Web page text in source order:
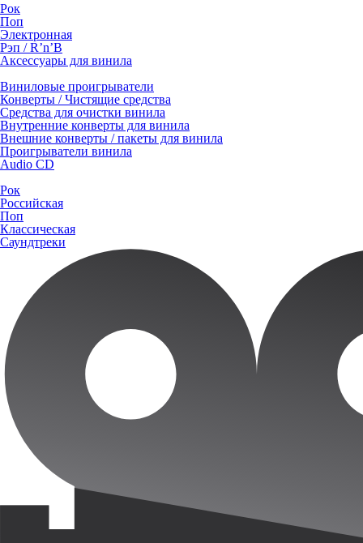
Рок
Поп
Электронная
Рэп / R’n’B
Аксессуары для винила
Виниловые проигрыватели
Конверты / Чистящие средства
Средства для очистки винила
Внутренние конверты для винила
Внешние конверты / пакеты для винила
Проигрыватели винила
Audio CD
Рок
Российская
Поп
Классическая
Саундтреки